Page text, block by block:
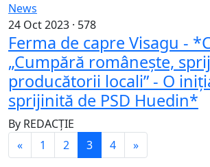
News
24 Oct 2023 · 578
Ferma de capre Visagu -
„Cumpără românește,
producătorii locali” - O
sprijinită de PSD Huedin*
By REDACȚIE
«
1 2 3 4 »